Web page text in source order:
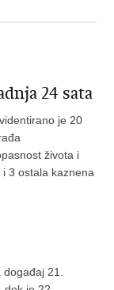
24 sata
je 20
života i
3 ostala kaznena
21.